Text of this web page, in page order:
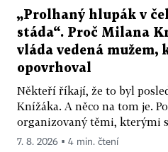
„Prolhaný hlupák v
stáda“. Proč Milana
vláda vedená mužem,
opovrhoval
Někteří říkají, že to byl
Knížáka. A něco na tom je.
organizovaný těmi, kterými
7. 8. 2026 ▪ 4 min. čtení